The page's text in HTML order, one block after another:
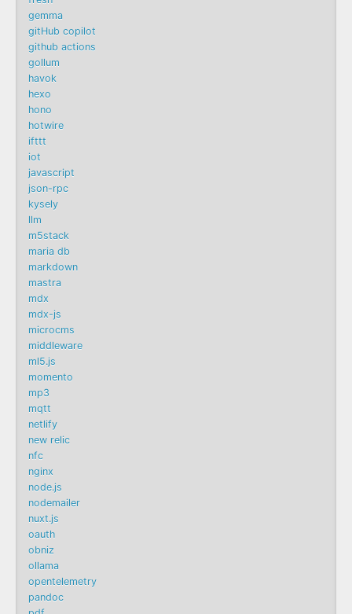
gemma
gitHub copilot
github actions
gollum
havok
hexo
hono
hotwire
ifttt
iot
javascript
json-rpc
kysely
llm
m5stack
maria db
markdown
mastra
mdx
mdx-js
microcms
middleware
ml5.js
momento
mp3
mqtt
netlify
new relic
nfc
nginx
node.js
nodemailer
nuxt.js
oauth
obniz
ollama
opentelemetry
pandoc